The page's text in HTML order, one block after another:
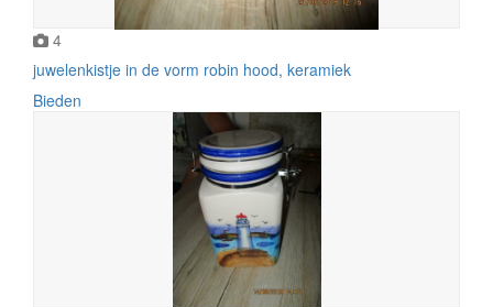
4
juwelenkistje in de vorm robin hood, keramiek
Bieden